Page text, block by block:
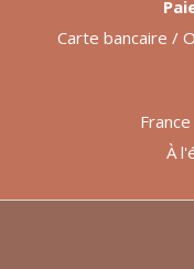
Carte bancaire /
À